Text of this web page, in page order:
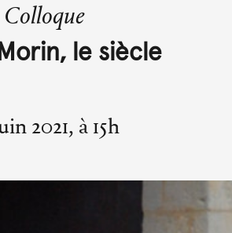
Colloque
le siècle
2021, à 15h